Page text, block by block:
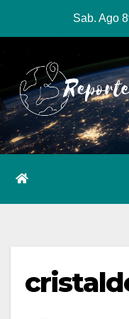
contenuto
Sab. Ago